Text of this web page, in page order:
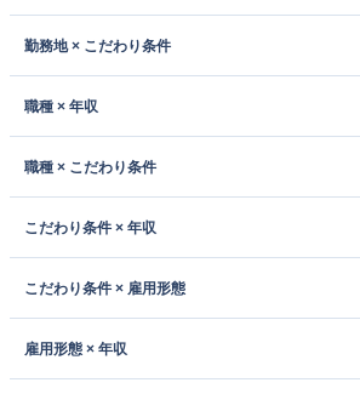
勤務地 × こだわり条件
職種 × 年収
職種 × こだわり条件
こだわり条件 × 年収
こだわり条件 × 雇用形態
雇用形態 × 年収